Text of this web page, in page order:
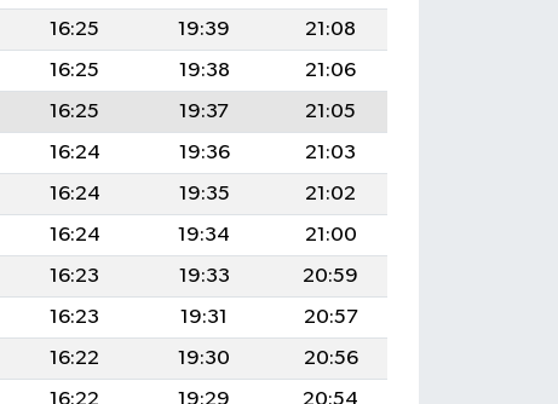
16:25 19:39
21:08
16:25 19:38
21:06
16:25 19:37
21:05
16:24 19:36
21:03
16:24 19:35
21:02
16:24 19:34
21:00
16:23 19:33
20:59
16:23 19:31
20:57
16:22 19:30
20:56
16:22 19:29
20:54